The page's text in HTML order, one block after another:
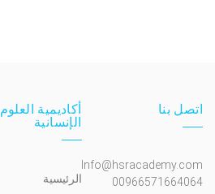
اتصل بنا
Info@hsracademy.com
00966571664064
أكاديمية العلوم
الإنسانية
الرئيسية